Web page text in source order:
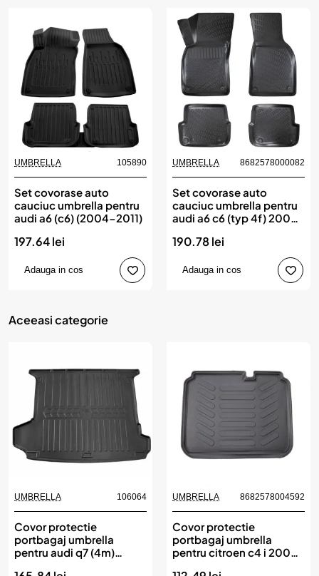
UMBRELLA 105890
Set covorase auto
cauciuc umbrella pentru
audi a6 (c6) (2004-2011)
197.64 lei
Adauga in cos
UMBRELLA 8682578000082
Set covorase auto
cauciuc umbrella pentru
audi a6 c6 (typ 4f) 2004-
190.78 lei
Adauga in cos
Aceeasi categorie
UMBRELLA 106064
Covor protectie
portbagaj umbrella
pentru audi q7 (4m)
UMBRELLA 8682578004592
Covor protectie
portbagaj umbrella
pentru citroen c4 i 2004-